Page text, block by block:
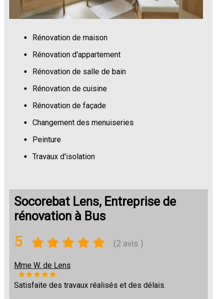
Rénovation de maison
Rénovation d'appartement
Rénovation de salle de bain
Rénovation de cuisine
Rénovation de façade
Changement des menuiseries
Peinture
Travaux d'isolation
Socorebat Lens, Entreprise de
rénovation à Bus
5 (2 avis )
Mme W. de Lens
Satisfaite des travaux réalisés et des délais.